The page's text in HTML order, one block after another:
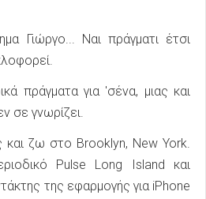
Γιώργο... Ναι πράγματι έτσι
πράγματα για 'σένα, μιας και
σε γνωρίζει.
και ζω στο Brooklyn, New York.
Pulse Long Island και
της εφαρμογής για iPhone